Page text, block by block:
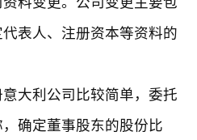
表人、注册资本等资料的
大利公司比较简单，委托
确定董事股东的股份比